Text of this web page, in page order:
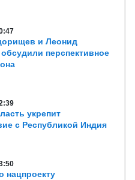
и Леонид
перспективное
укрепит
с Республикой Индия
нацпроекту